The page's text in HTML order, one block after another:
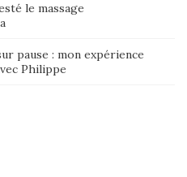
le massage
pause : mon expérience
Philippe